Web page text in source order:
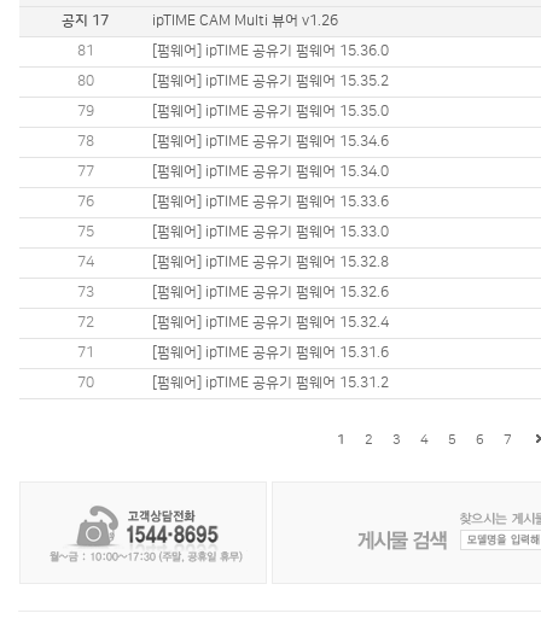
공지 17
ipTIME CAM Multi 뷰어 v1.26
81
[펌웨어] ipTIME 공유기 펌웨어 15.36.0
80
[펌웨어] ipTIME 공유기 펌웨어 15.35.2
79
[펌웨어] ipTIME 공유기 펌웨어 15.35.0
78
[펌웨어] ipTIME 공유기 펌웨어 15.34.6
77
[펌웨어] ipTIME 공유기 펌웨어 15.34.0
76
[펌웨어] ipTIME 공유기 펌웨어 15.33.6
75
[펌웨어] ipTIME 공유기 펌웨어 15.33.0
74
[펌웨어] ipTIME 공유기 펌웨어 15.32.8
73
[펌웨어] ipTIME 공유기 펌웨어 15.32.6
72
[펌웨어] ipTIME 공유기 펌웨어 15.32.4
71
[펌웨어] ipTIME 공유기 펌웨어 15.31.6
70
[펌웨어] ipTIME 공유기 펌웨어 15.31.2
1 2 3 4 5 6 7